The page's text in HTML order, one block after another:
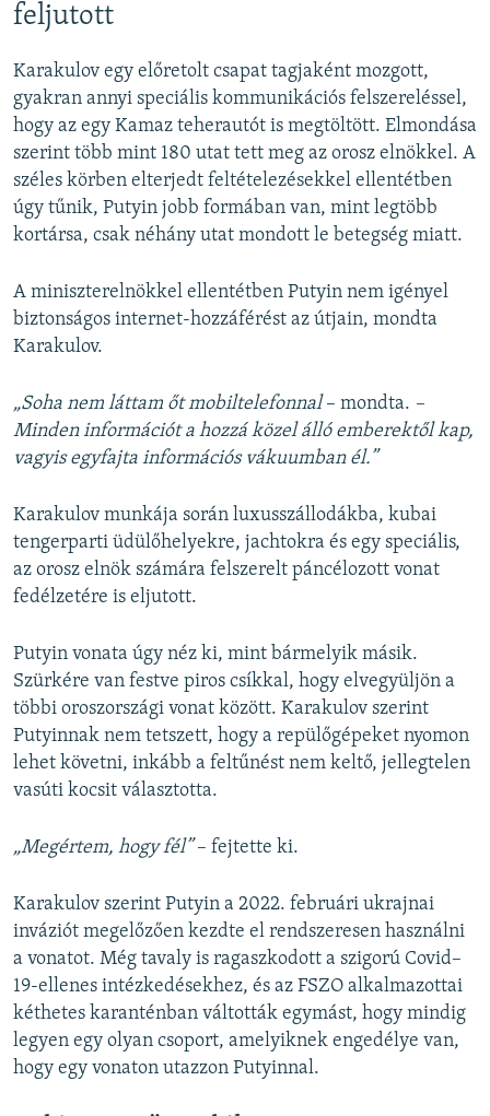
feljutott
Karakulov egy előretolt csapat tagjaként mozgott,
gyakran annyi speciális kommunikációs felszereléssel,
hogy az egy Kamaz teherautót is megtöltött. Elmondása
szerint több mint 180 utat tett meg az orosz elnökkel. A
széles körben elterjedt feltételezésekkel ellentétben
úgy tűnik, Putyin jobb formában van, mint legtöbb
kortársa, csak néhány utat mondott le betegség miatt.
A miniszterelnökkel ellentétben Putyin nem igényel
biztonságos internet-hozzáférést az útjain, mondta
Karakulov.
„Soha nem láttam őt mobiltelefonnal– mondta. –
Minden információt a hozzá közel álló emberektől kap,
vagyis egyfajta információs vákuumban él.”
Karakulov munkája során luxusszállodákba, kubai
tengerparti üdülőhelyekre, jachtokra és egy speciális,
az orosz elnök számára felszerelt páncélozott vonat
fedélzetére is eljutott.
Putyin vonata úgy néz ki, mint bármelyik másik.
Szürkére van festve piros csíkkal, hogy elvegyüljön a
többi oroszországi vonat között. Karakulov szerint
Putyinnak nem tetszett, hogy a repülőgépeket nyomon
lehet követni, inkább a feltűnést nem keltő, jellegtelen
vasúti kocsit választotta.
„Megértem, hogy fél”– fejtette ki.
Karakulov szerint Putyin a 2022. februári ukrajnai
inváziót megelőzően kezdte el rendszeresen használni
a vonatot. Még tavaly is ragaszkodott a szigorú Covid–
19-ellenes intézkedésekhez, és az FSZO alkalmazottai
kéthetes karanténban váltották egymást, hogy mindig
legyen egy olyan csoport, amelyiknek engedélye van,
hogy egy vonaton utazzon Putyinnal.